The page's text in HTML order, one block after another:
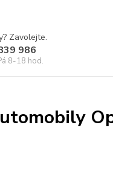
Zavolejte.
986
8-18 hod.